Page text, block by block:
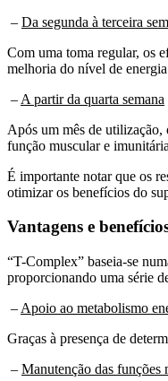
– Da segunda à terceira
Com uma toma regular, os
melhoria do nível de
– A partir da quarta semana
Após um mês de utilização,
função muscular e
É importante notar que os
otimizar os benefícios do
Vantagens e
“T-Complex” baseia-se
proporcionando uma série
– Apoio ao metabolismo
Graças à presença de
– Manutenção das funções